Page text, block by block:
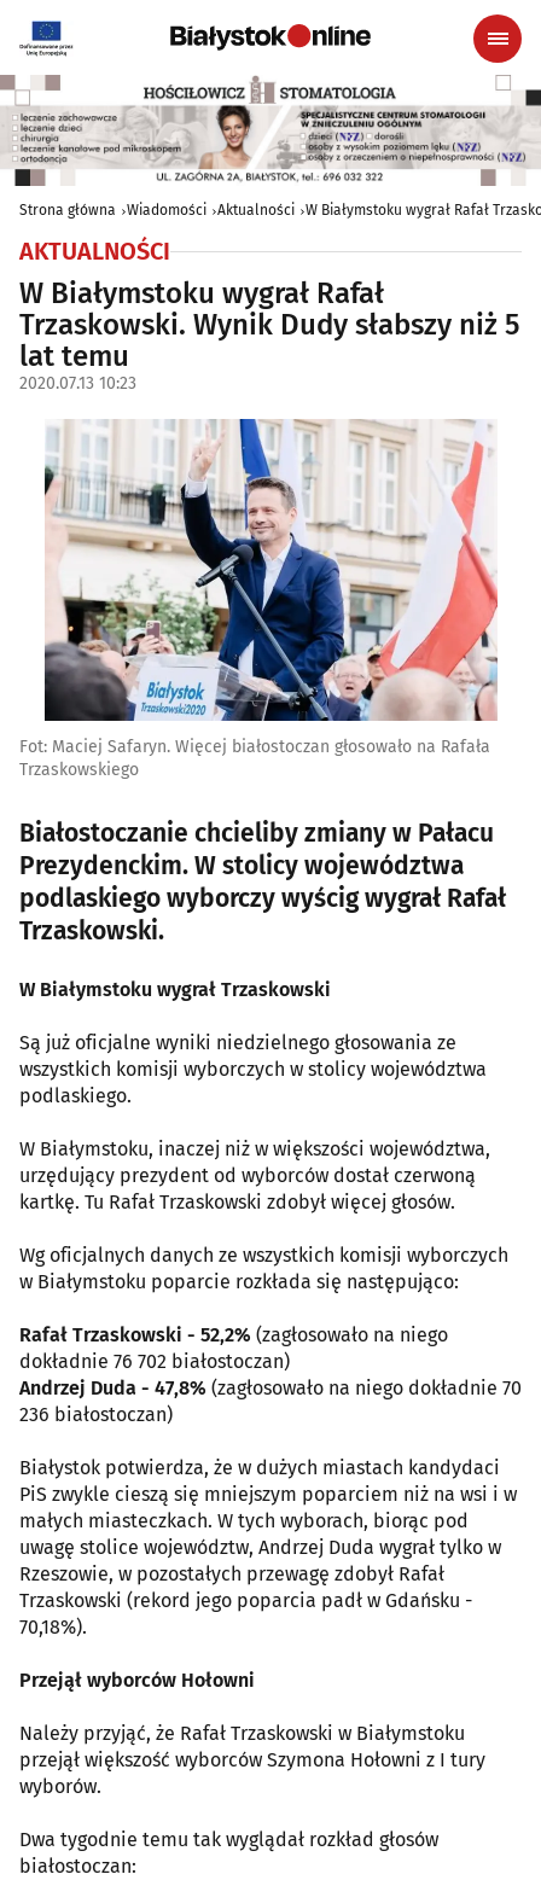
Strona główna Wiadomości Aktualności W Białymstoku wygrał Rafał
AKTUALNOŚCI
W Białymstoku wygrał Rafał
Trzaskowski. Wynik Dudy słabszy niż 5
lat temu
2020.07.13 10:23
Fot: Maciej Safaryn. Więcej białostoczan głosowało na Rafała
Trzaskowskiego
Białostoczanie chcieliby zmiany w Pałacu
Prezydenckim. W stolicy województwa
podlaskiego wyborczy wyścig wygrał Rafał
Trzaskowski.
W Białymstoku wygrał Trzaskowski
Są już oficjalne wyniki niedzielnego głosowania ze
wszystkich komisji wyborczych w stolicy województwa
podlaskiego.
W Białymstoku, inaczej niż w większości województwa,
urzędujący prezydent od wyborców dostał czerwoną
kartkę. Tu Rafał Trzaskowski zdobył więcej głosów.
Wg oficjalnych danych ze wszystkich komisji wyborczych
w Białymstoku poparcie rozkłada się następująco:
Rafał Trzaskowski - 52,2% (zagłosowało na niego
dokładnie 76 702 białostoczan)
Andrzej Duda - 47,8% (zagłosowało na niego dokładnie 70
236 białostoczan)
Białystok potwierdza, że w dużych miastach kandydaci
PiS zwykle cieszą się mniejszym poparciem niż na wsi i w
małych miasteczkach. W tych wyborach, biorąc pod
uwagę stolice województw, Andrzej Duda wygrał tylko w
Rzeszowie, w pozostałych przewagę zdobył Rafał
Trzaskowski (rekord jego poparcia padł w Gdańsku -
70,18%).
Przejął wyborców Hołowni
Należy przyjąć, że Rafał Trzaskowski w Białymstoku
przejął większość wyborców Szymona Hołowni z I tury
wyborów.
Dwa tygodnie temu tak wyglądał rozkład głosów
białostoczan: